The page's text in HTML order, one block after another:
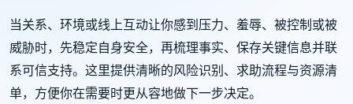
当关系、环境或线上互动让你感到压力、羞辱、被控制或被
威胁时，先稳定自身安全，再梳理事实、保存关键信息并联
系可信支持。这里提供清晰的风险识别、求助流程与资源清
单，方便你在需要时更从容地做下一步决定。